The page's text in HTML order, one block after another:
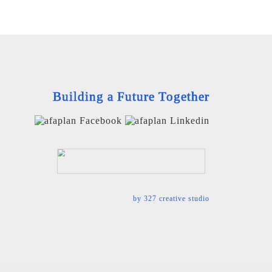
Building a Future Together
by 327 creative studio